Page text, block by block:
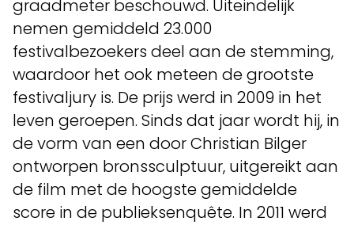
graadmeter beschouwd. Uiteindelijk
nemen gemiddeld 23.000
festivalbezoekers deel aan de stemming,
waardoor het ook meteen de grootste
festivaljury is. De prijs werd in 2009 in het
leven geroepen. Sinds dat jaar wordt hij, in
de vorm van een door Christian Bilger
ontworpen bronssculptuur, uitgereikt aan
de film met de hoogste gemiddelde
score in de publieksenquête. In 2011 werd